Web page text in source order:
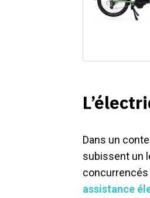
Dans un
subissent un
concurrencés
assistance